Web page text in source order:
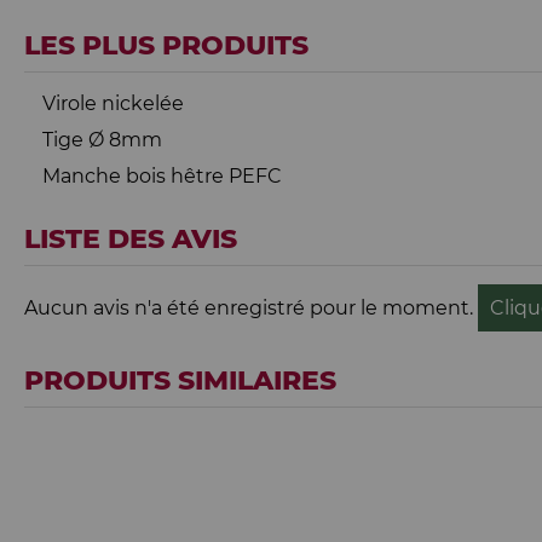
LES PLUS PRODUITS
Virole nickelée
Tige Ø 8mm
Manche bois hêtre PEFC
LISTE DES AVIS
Aucun avis n'a été enregistré pour le moment.
PRODUITS SIMILAIRES